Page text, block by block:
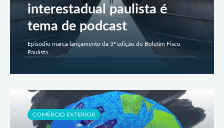
interestadual paulista é
tema de podcast
Episódio marca lançamento da 3ª edição do Boletim Fisco
Paulista...
COMÉRCIO EXTERIOR